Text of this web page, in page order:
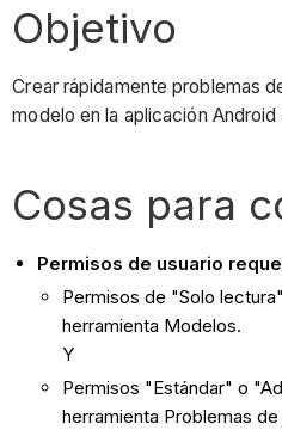
Objetivo
Crear rápidamente problemas
modelo en la aplicación
Cosas para
Permisos de usuario
Permisos de "Solo
herramienta Modelos.
Y
Permisos "Estándar" o
herramienta Problemas